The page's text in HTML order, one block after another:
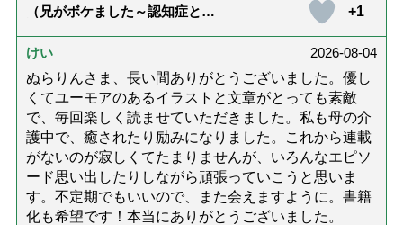
（兄がボケました～認知症と介
達』が届きました」）
+1
けい
2026-08-04
ぬらりんさま、長い間ありがとうございました。優し
くてユーモアのあるイラストと文章がとっても素敵
で、毎回楽しく読ませていただきました。私も母の介
護中で、癒されたり励みになりました。これから連載
がないのが寂しくてたまりませんが、いろんなエピソ
ード思い出したりしながら頑張っていこうと思いま
す。不定期でもいいので、また会えますように。書籍
化も希望です！本当にありがとうございました。